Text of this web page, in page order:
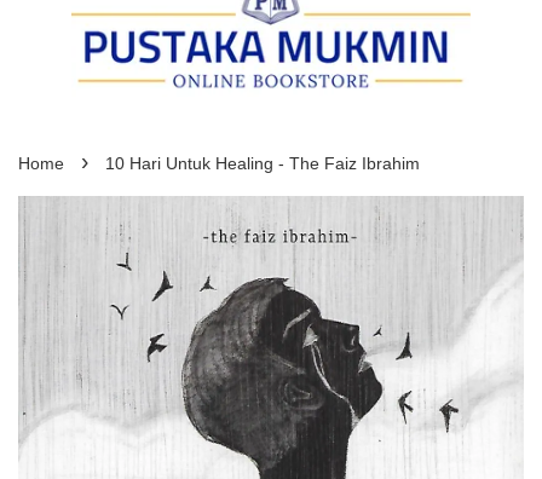
Home › 10 Hari Untuk Healing - The Faiz Ibrahim